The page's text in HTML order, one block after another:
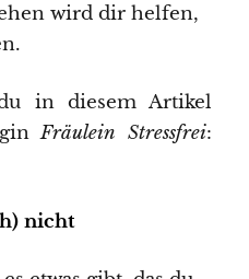
wird dir helfen,
in diesem Artikel
Fräulein Stressfrei:
nicht